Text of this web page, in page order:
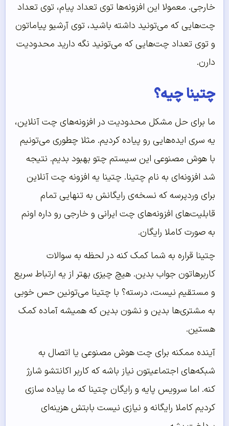
خارجی. معمولا این افزونه‌ها توی تعداد پیام، توی تعداد
چت‌هایی که می‌تونید داشته باشید، توی آرشیو پیاماتون
و توی تعداد چت‌هایی که می‌تونید نگه دارید محدودیت
دارن.
چتینا چیه؟
ما برای حل مشکل محدودیت در افزونه‌های چت آنلاین،
یه سری ایده‌هایی رو پیاده کردیم. مثلا چطوری می‌تونیم
با هوش مصنوعی این سیستم چتو بهبود بدیم. نتیجه
شد افزونه‌ای به نام چتینا. چتینا یه افزونه چت آنلاین
برای وردپرسه که نسخه‌ی رایگانش به تنهایی تمام
قابلیت‌های افزونه‌های چت ایرانی و خارجی رو داره اونم
به صورت کاملا رایگان.
چتینا قراره به شما کمک کنه در لحظه به سوالات
کاربرهاتون جواب بدین. هیچ چیزی بهتر از یه ارتباط سریع
و مستقیم نیست، درسته؟ با چتینا می‌تونین حس خوبی
به مشتری‌ها بدین و نشون بدین که همیشه آماده کمک
هستین.
آینده ممکنه برای چت هوش مصنوعی یا اتصال به
شبکه‌های اجتماعیتون نیاز باشه که کاربر اکانتشو شارژ
کنه. اما سرویس پایه و رایگان چتینا که ما پیاده سازی
کردیم کاملا رایگانه و نیازی نیست بابتش هزینه‌ای